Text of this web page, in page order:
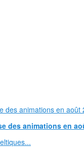
des animations en